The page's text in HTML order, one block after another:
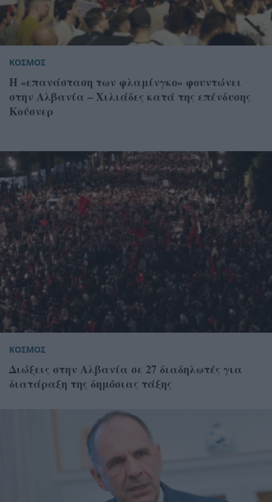
ΚΟΣΜΟΣ
Η «επανάσταση των φλαμίνγκο» φουντώνει
στην Αλβανία – Χιλιάδες κατά της επένδυσης
Κούσνερ
ΚΟΣΜΟΣ
Διώξεις στην Αλβανία σε 27 διαδηλωτές για
διατάραξη της δημόσιας τάξης